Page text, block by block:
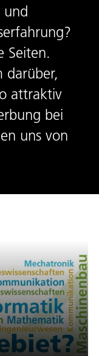
und
Seiten.
darüber,
attraktiv
bei
uns von